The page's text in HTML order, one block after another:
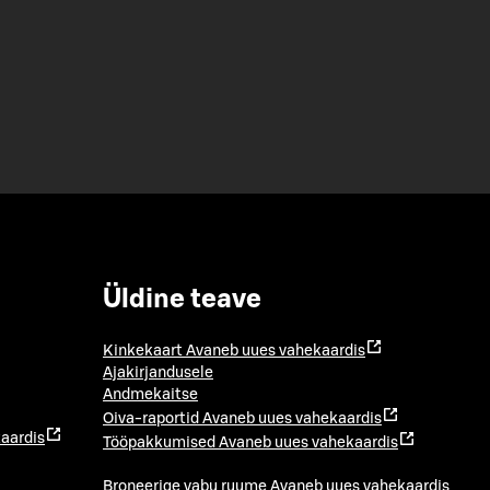
Üldine teave
Kinkekaart Avaneb uues vahekaardis
Ajakirjandusele
Andmekaitse
Oiva-raportid Avaneb uues vahekaardis
Tööpakkumised Avaneb uues vahekaardis